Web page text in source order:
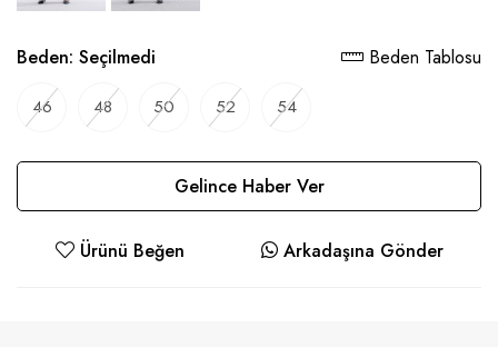
Beden: Seçilmedi Beden Tablosu
46 48 50 52 54
Gelince Haber Ver
Ürünü Beğen Arkadaşına Gönder